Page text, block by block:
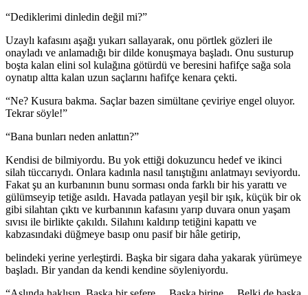
“Dediklerimi dinledin değil mi?”
Uzaylı kafasını aşağı yukarı sallayarak, onu pörtlek gözleri ile
onayladı ve anlamadığı bir dilde konuşmaya başladı. Onu susturup
boşta kalan elini sol kulağına götürdü ve beresini hafifçe sağa sola
oynatıp altta kalan uzun saçlarını hafifçe kenara çekti.
“Ne? Kusura bakma. Saçlar bazen simültane çeviriye engel oluyor.
Tekrar söyle!”
“Bana bunları neden anlattın?”
Kendisi de bilmiyordu. Bu yok ettiği dokuzuncu hedef ve ikinci
silah tüccarıydı. Onlara kadınla nasıl tanıştığını anlatmayı seviyordu.
Fakat şu an kurbanının bunu sorması onda farklı bir his yarattı ve
gülümseyip tetiğe asıldı. Havada patlayan yeşil bir ışık, küçük bir ok
gibi silahtan çıktı ve kurbanının kafasını yarıp duvara onun yaşam
sıvısı ile birlikte çakıldı. Silahını kaldırıp tetiğini kapattı ve
kabzasındaki düğmeye basıp onu pasif bir hâle getirip,
belindeki yerine yerleştirdi. Başka bir sigara daha yakarak yürümeye
başladı. Bir yandan da kendi kendine söyleniyordu.